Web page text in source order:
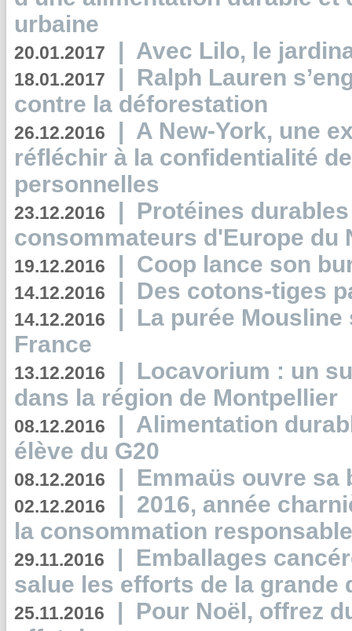
urbaine
20.01.2017 | Avec Lilo, le
18.01.2017 | Ralph Lauren
contre la déforestation
26.12.2016 | A New-York, une
réfléchir à la confidentialité
personnelles
23.12.2016 | Protéines
consommateurs d'Europe du
19.12.2016 | Coop lance son
14.12.2016 | Des cotons-tiges
14.12.2016 | La purée
France
13.12.2016 | Locavorium : un
dans la région de Montpellier
08.12.2016 | Alimentation
élève du G20
08.12.2016 | Emmaüs ouvre sa
02.12.2016 | 2016, année
la consommation
29.11.2016 | Emballages
salue les efforts de la grande
25.11.2016 | Pour Noël, offrez